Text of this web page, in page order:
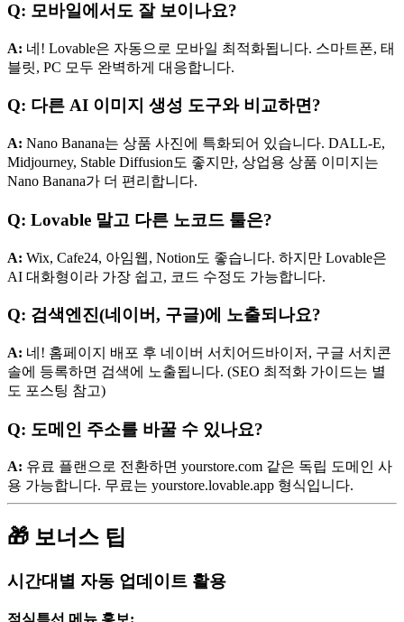
Q: 모바일에서도 잘 보이나요?
A: 네! Lovable은 자동으로 모바일 최적화됩니다. 스마트폰, 태
블릿, PC 모두 완벽하게 대응합니다.
Q: 다른 AI 이미지 생성 도구와 비교하면?
A: Nano Banana는 상품 사진에 특화되어 있습니다. DALL-E,
Midjourney, Stable Diffusion도 좋지만, 상업용 상품 이미지는
Nano Banana가 더 편리합니다.
Q: Lovable 말고 다른 노코드 툴은?
A: Wix, Cafe24, 아임웹, Notion도 좋습니다. 하지만 Lovable은
AI 대화형이라 가장 쉽고, 코드 수정도 가능합니다.
Q: 검색엔진(네이버, 구글)에 노출되나요?
A: 네! 홈페이지 배포 후 네이버 서치어드바이저, 구글 서치콘
솔에 등록하면 검색에 노출됩니다. (SEO 최적화 가이드는 별
도 포스팅 참고)
Q: 도메인 주소를 바꿀 수 있나요?
A: 유료 플랜으로 전환하면 yourstore.com 같은 독립 도메인 사
용 가능합니다. 무료는 yourstore.lovable.app 형식입니다.
🎁 보너스 팁
시간대별 자동 업데이트 활용
점심특선 메뉴 홍보: